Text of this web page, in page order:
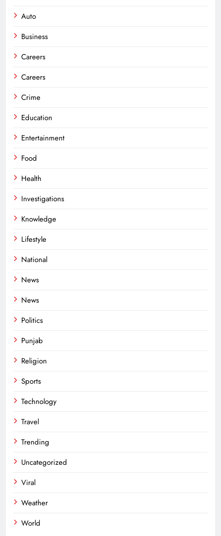
Auto
Business
Careers
Careers
Crime
Education
Entertainment
Food
Health
Investigations
Knowledge
Lifestyle
National
News
News
Politics
Punjab
Religion
Sports
Technology
Travel
Trending
Uncategorized
Viral
Weather
World